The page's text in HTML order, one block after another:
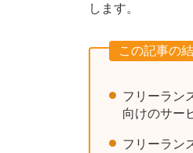
します。
この記事の
フリーラン
向けのサー
フリーラン